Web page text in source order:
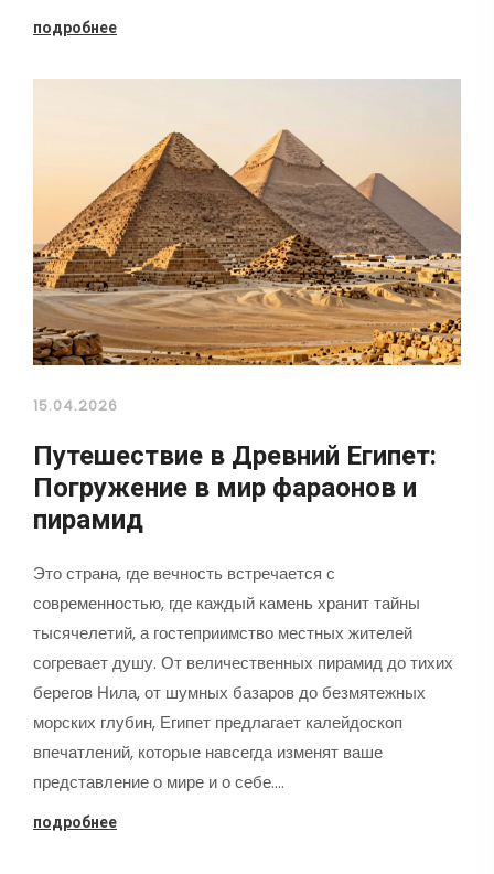
подробнее
15.04.2026
Путешествие в Древний Египет:
Погружение в мир фараонов и
пирамид
Это страна, где вечность встречается с
современностью, где каждый камень хранит тайны
тысячелетий, а гостеприимство местных жителей
согревает душу. От величественных пирамид до тихих
берегов Нила, от шумных базаров до безмятежных
морских глубин, Египет предлагает калейдоскоп
впечатлений, которые навсегда изменят ваше
представление о мире и о себе.…
подробнее